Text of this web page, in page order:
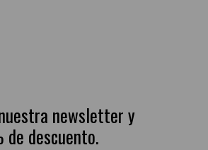
newsletter y
descuento.